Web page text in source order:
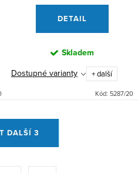
DETAIL
Skladem
Dostupné varianty
+ další
Kód: 5287/20
DALŠÍ 3